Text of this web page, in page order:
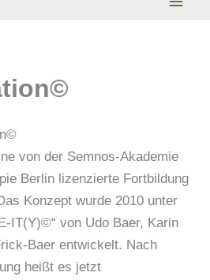
von der Semnos-Akademie
Berlin lizenzierte Fortbildung
Konzept wurde 2010 unter
IT(Y)©“ von Udo Baer, Karin
Baer entwickelt. Nach
heißt es jetzt